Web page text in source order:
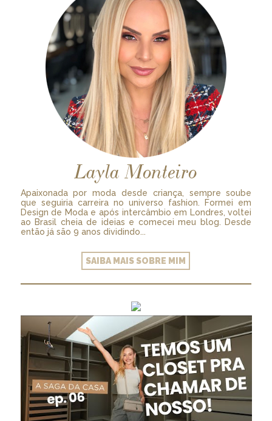
Layla Monteiro
Apaixonada por moda desde criança, sempre soube
que seguiria carreira no universo fashion. Formei em
Design de Moda e após intercâmbio em Londres, voltei
ao Brasil cheia de ideias e comecei meu blog. Desde
então já são 9 anos dividindo...
SAIBA MAIS SOBRE MIM